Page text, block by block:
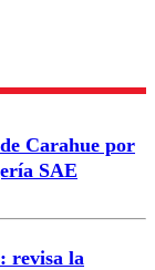
un
Carahue por
SAE
revisa la